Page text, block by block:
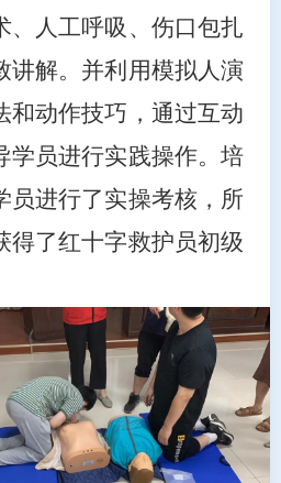
、人工呼吸、伤口包扎
讲解。并利用模拟人演
和动作技巧，通过互动
学员进行实践操作。培
员进行了实操考核，所
得了红十字救护员初级